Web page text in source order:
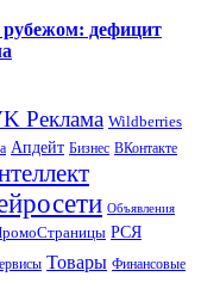
дефицит
Реклама Wildberries
Апдейт Бизнес ВКонтакте
Объявления
РСЯ
Товары Финансовые